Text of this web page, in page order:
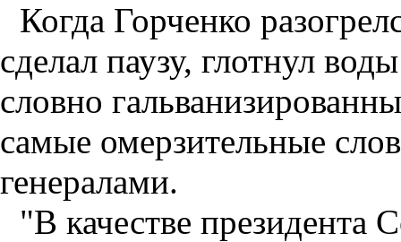
Когда Горченко
сделал паузу, глотнул
словно
самые омерзительные
генералами.
"В качестве президента